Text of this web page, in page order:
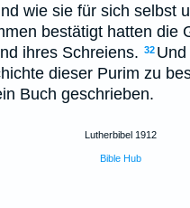
wie sie für sich selbst
bestätigt hatten die
ihres Schreiens. 32
dieser Purim zu
Buch geschrieben.
Lutherbibel 1912
Bible Hub